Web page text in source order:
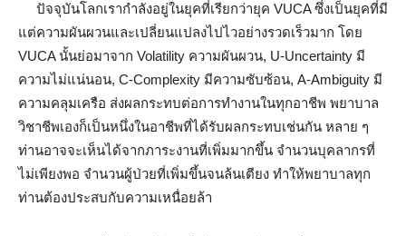
ปัจจุบันโลกเรากำลังอยู่ในยุคที่เรียกว่ายุค VUCA ซึ่งเป็นยุคที่มี
แต่ความผันผวนและเปลี่ยนแปลงไปไวอย่างรวดเร็วมาก โดย
VUCA นั้นย่อมาจาก Volatility ความผันผวน, U-Uncertainty มี
ความไม่แน่นอน, C-Complexity มีความซับซ้อน, A-Ambiguity มี
ความคลุมเครือ ส่งผลกระทบต่อการทำงานในทุกอาชีพ พยาบาล
วิชาชีพเองก็เป็นหนึ่งในอาชีพที่ได้รับผลกระทบเช่นกัน หลาย ๆ
ท่านอาจจะเห็นได้จากภาระงานที่เพิ่มมากขึ้น จำนวนบุคลากรที่
ไม่เพียงพอ จำนวนผู้ป่วยที่เพิ่มขึ้นจนล้นเตียง ทำให้พยาบาลทุก
ท่านต้องประสบกับความเหนื่อยล้า